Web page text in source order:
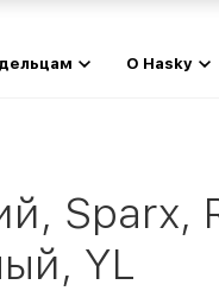
О Hasky
Sparx,
YL